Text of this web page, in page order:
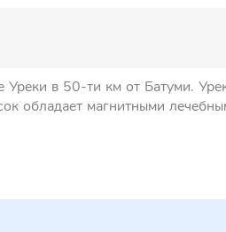
Уреки в 50-ти км от Батуми.
обладает магнитными